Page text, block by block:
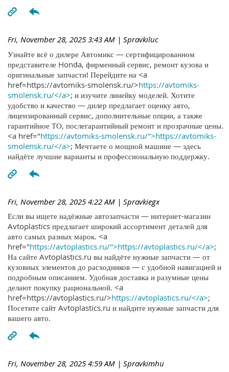
Fri, November 28, 2025 3:43 AM | Spravkiluc
Узнайте всё о дилере Автомикс — сертифицированном
представителе Honda, фирменный сервис, ремонт кузова и
оригинальные запчасти! Перейдите на <a
href=https://avtomiks-smolensk.ru/>https://avtomiks-
smolensk.ru/</a>; и изучите линейку моделей. Хотите
удобство и качество — дилер предлагает оценку авто,
лицензированный сервис, дополнительные опции, а также
гарантийное ТО, послегарантийный ремонт и прозрачные цены.
<a href="https://avtomiks-smolensk.ru/">https://avtomiks-
smolensk.ru/</a>; Мечтаете о мощной машине — здесь
найдёте лучшие варианты и профессиональную поддержку.
Fri, November 28, 2025 4:22 AM | Spravkiegx
Если вы ищете надёжные автозапчасти — интернет-магазин
Avtoplastics предлагает широкий ассортимент деталей для
авто самых разных марок. <a
href="https://avtoplastics.ru/">https://avtoplastics.ru/</a>;
На сайте Avtoplastics.ru вы найдёте нужные запчасти — от
кузовных элементов до расходников — с удобной навигацией и
подробным описанием. Удобная доставка и разумные цены
делают покупку рациональной. <a
href=https://avtoplastics.ru/>https://avtoplastics.ru/</a>;
Посетите сайт Avtoplastics.ru и найдите нужные запчасти для
вашего авто.
Fri, November 28, 2025 4:59 AM | Spravkimhu